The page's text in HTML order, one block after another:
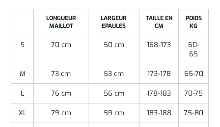
LONGUEUR
MAILLOT
LARGEUR
EPAULES
TAILLE EN
CM
POIDS
KG
S 70 cm 50 cm 168-173
60-
65
M 73 cm 53 cm 173-178 65-70
L 76 cm 56 cm 178-183 70-75
XL 79 cm 59 cm 183-188 75-80